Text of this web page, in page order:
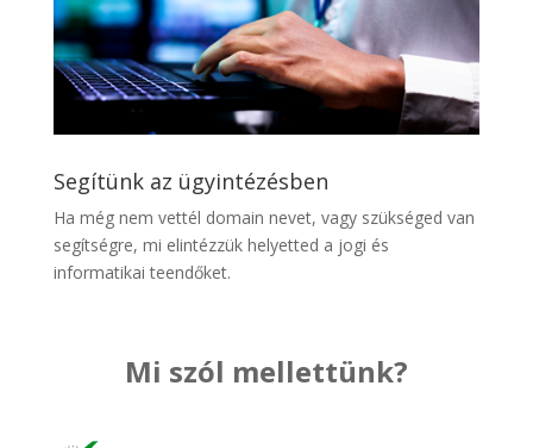
Segítünk az ügyintézésben
Ha még nem vettél domain nevet, vagy szükséged van
segítségre, mi elintézzük helyetted a jogi és
informatikai teendőket.
Mi szól mellettünk?